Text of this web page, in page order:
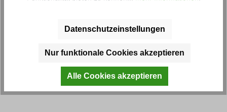
Ausstellscharnier
Datenschutzeinstellungen
Nur funktionale Cookies akzeptieren
Alle Cookies akzeptieren